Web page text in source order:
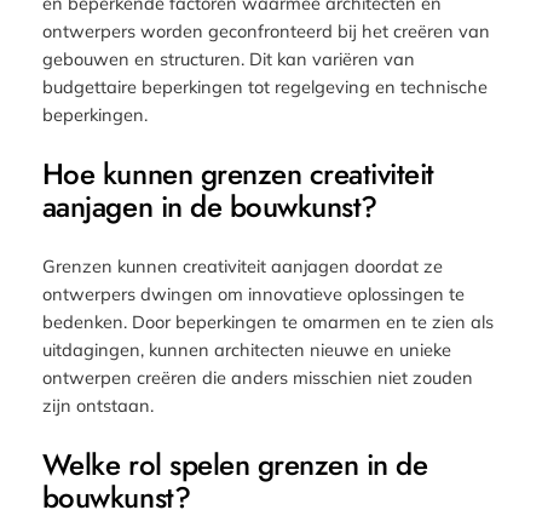
ontwerpers worden geconfronteerd bij het creëren van
gebouwen en structuren. Dit kan variëren van
budgettaire beperkingen tot regelgeving en technische
beperkingen.
Hoe kunnen grenzen creativiteit
aanjagen in de bouwkunst?
Grenzen kunnen creativiteit aanjagen doordat ze
ontwerpers dwingen om innovatieve oplossingen te
bedenken. Door beperkingen te omarmen en te zien als
uitdagingen, kunnen architecten nieuwe en unieke
ontwerpen creëren die anders misschien niet zouden
zijn ontstaan.
Welke rol spelen grenzen in de
bouwkunst?